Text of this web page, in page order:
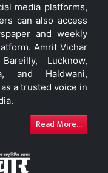
media platforms,
can also access
and weekly
Amrit Vichar
Lucknow,
and Haldwani,
a trusted voice in
Read More...